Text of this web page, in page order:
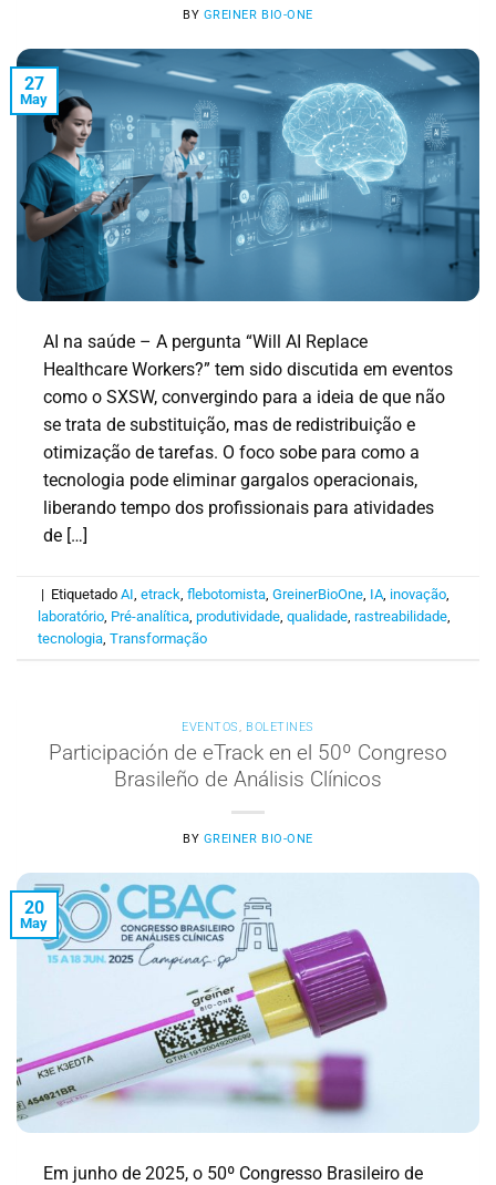
BY GREINER BIO-ONE
27
May
AI na saúde – A pergunta “Will AI Replace
Healthcare Workers?” tem sido discutida em eventos
como o SXSW, convergindo para a ideia de que não
se trata de substituição, mas de redistribuição e
otimização de tarefas. O foco sobe para como a
tecnologia pode eliminar gargalos operacionais,
liberando tempo dos profissionais para atividades
de […]
| EtiquetadoAI,etrack,flebotomista,GreinerBioOne, IA, inovação,
laboratório, Pré-analítica,produtividade,qualidade,rastreabilidade,
tecnologia,Transformação
EVENTOS, BOLETINES
Participación de eTrack en el 50º Congreso
Brasileño de Análisis Clínicos
BY GREINER BIO-ONE
20
May
Em junho de 2025, o 50º Congresso Brasileiro de